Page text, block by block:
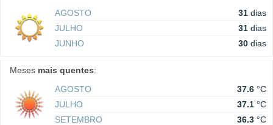
AGOSTO
31 dias
JULHO
31 dias
JUNHO
30 dias
Meses mais quentes:
AGOSTO
37.6 °C
JULHO
37.1 °C
SETEMBRO
36.3 °C